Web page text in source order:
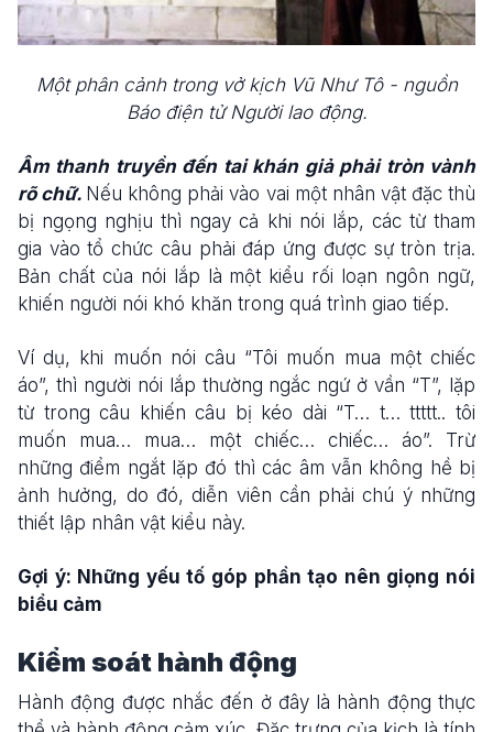
Một phân cảnh trong vở kịch Vũ Như Tô - nguồn
Báo điện tử Người lao động.
Âm thanh truyền đến tai khán giả phải tròn vành
rõ chữ. Nếu không phải vào vai một nhân vật đặc thù
bị ngọng nghịu thì ngay cả khi nói lắp, các từ tham
gia vào tổ chức câu phải đáp ứng được sự tròn trịa.
Bản chất của nói lắp là một kiểu rối loạn ngôn ngữ,
khiến người nói khó khăn trong quá trình giao tiếp.
Ví dụ, khi muốn nói câu “Tôi muốn mua một chiếc
áo”, thì người nói lắp thường ngắc ngứ ở vần “T”, lặp
từ trong câu khiến câu bị kéo dài “T… t… ttttt.. tôi
muốn mua… mua… một chiếc… chiếc… áo”. Trừ
những điểm ngắt lặp đó thì các âm vẫn không hề bị
ảnh hưởng, do đó, diễn viên cần phải chú ý những
thiết lập nhân vật kiểu này.
Gợi ý: Những yếu tố góp phần tạo nên giọng nói
biểu cảm
Kiểm soát hành động
Hành động được nhắc đến ở đây là hành động thực